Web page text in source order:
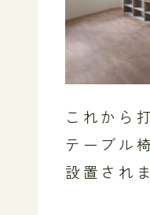
これから
テーブル
設置され